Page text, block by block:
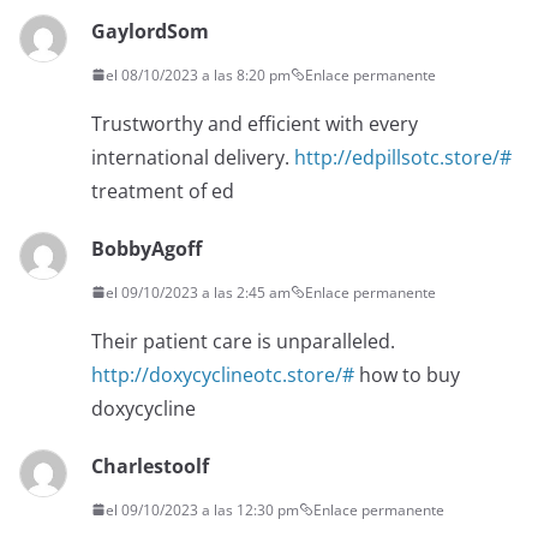
GaylordSom
el 08/10/2023 a las 8:20 pm Enlace permanente
Trustworthy and efficient with every
international delivery. http://edpillsotc.store/#
treatment of ed
BobbyAgoff
el 09/10/2023 a las 2:45 am Enlace permanente
Their patient care is unparalleled.
http://doxycyclineotc.store/# how to buy
doxycycline
Charlestoolf
el 09/10/2023 a las 12:30 pm Enlace permanente